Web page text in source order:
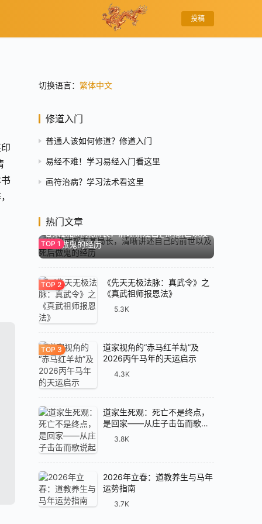
投稿
切换语言： 繁体中文
修道入门
普通人该如何修道？修道入门
易经不难！学习易经入门看这里
画符治病？学习法术看这里
热门文章
8.0K
甘肃武都市某局长，清晰讲述自己的前世以及
死后做鬼的经历
《先天无极法脉：真武令》之
《真武祖师报恩法》
5.3K
道家视角的“赤马红羊劫”及
2026丙午马年的天运启示
4.3K
道家生死观：死亡不是终点，
是回家——从庄子击缶而歌说
3.8K
2026年立春：道教养生与马年
运势指南
3.7K